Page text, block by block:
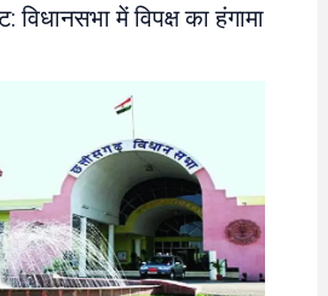
विधानसभा में विपक्ष का हंगामा